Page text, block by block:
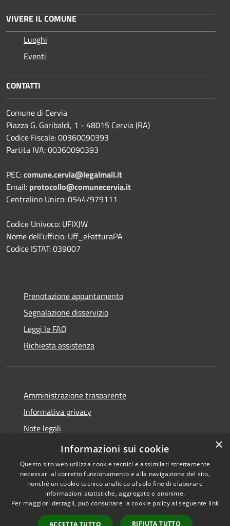
VIVERE IL COMUNE
Luoghi
Eventi
CONTATTI
Comune di Cervia
Piazza G. Garibaldi, 1 - 48015 Cervia (RA)
Codice Fiscale: 00360090393
Partita IVA: 00360090393
PEC:comune.cervia@legalmail.it
Email: protocollo@comunecervia.it
Centralino Unico: 0544/979111
Codice Univoco: UFIXJW
Nome dell'ufficio: Uff_eFatturaPA
Codice ISTAT: 039007
Prenotazione appuntamento
Segnalazione disservizio
Leggi le FAQ
Richiesta assistenza
Amministrazione trasparente
Informativa privacy
Note legali
Dichiarazione di accessibilità
Accessibilità
Copyright © 2026 • Comune di
Cervia • Powered by
Municipium• Accesso
×
Informazioni sui cookie
Questo sito web utilizza cookie tecnici e assimilati strettamente
necessari al corretto funzionamento e alla navigazione del sito,
nonché un cookie tecnico analitico al solo fine di elaborare
informazioni statistiche, aggregate e anonime.
Per maggiori dettagli, può consultare la cookie policy al seguente link
ACCETTA TUTTO RIFIUTA TUTTO